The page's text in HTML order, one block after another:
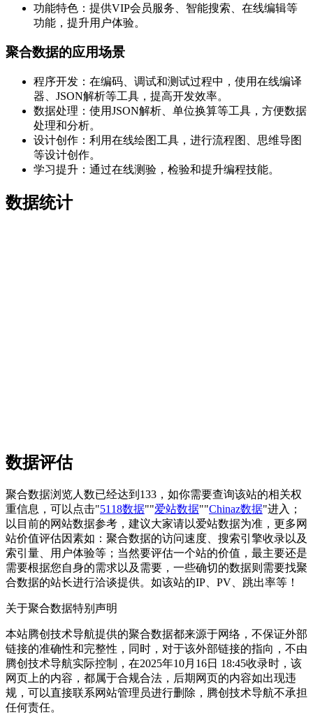
功能特色：提供VIP会员服务、智能搜索、在线编辑等
功能，提升用户体验。
聚合数据的应用场景
程序开发：在编码、调试和测试过程中，使用在线编译
器、JSON解析等工具，提高开发效率。
数据处理：使用JSON解析、单位换算等工具，方便数据
处理和分析。
设计创作：利用在线绘图工具，进行流程图、思维导图
等设计创作。
学习提升：通过在线测验，检验和提升编程技能。
数据统计
数据评估
聚合数据浏览人数已经达到133，如你需要查询该站的相关权
重信息，可以点击"5118数据""爱站数据""Chinaz数据"进入；
以目前的网站数据参考，建议大家请以爱站数据为准，更多网
站价值评估因素如：聚合数据的访问速度、搜索引擎收录以及
索引量、用户体验等；当然要评估一个站的价值，最主要还是
需要根据您自身的需求以及需要，一些确切的数据则需要找聚
合数据的站长进行洽谈提供。如该站的IP、PV、跳出率等！
关于聚合数据特别声明
本站腾创技术导航提供的聚合数据都来源于网络，不保证外部
链接的准确性和完整性，同时，对于该外部链接的指向，不由
腾创技术导航实际控制，在2025年10月16日 18:45收录时，该
网页上的内容，都属于合规合法，后期网页的内容如出现违
规，可以直接联系网站管理员进行删除，腾创技术导航不承担
任何责任。